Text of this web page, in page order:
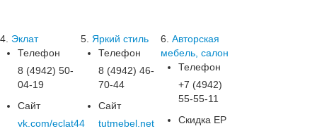
4. Эклат
Телефон
8 (4942) 50-
04-19
Сайт
vk.com/eclat44
5. Яркий стиль
Телефон
8 (4942) 46-
70-44
Сайт
tutmebel.net
6. Авторская
мебель, салон
Телефон
+7 (4942)
55-55-11
Скидка ЕР